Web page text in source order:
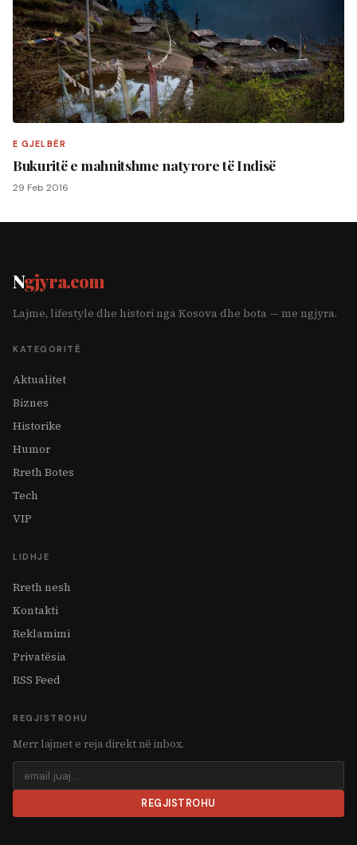
E GJELBËR
Bukuritë e mahnitshme natyrore të Indisë
29 Feb 2016
Ngjyra.com
Lajme, lifestyle dhe histori nga Kosova dhe bota — me ngjyra.
KATEGORITË
Aktualitet
Biznes
Historike
Humor
Rreth Botes
Tech
VIP
LIDHJE
Rreth nesh
Kontakti
Reklamimi
Privatësia
RSS Feed
REGJISTROHU
Merr lajmet e reja direkt në inbox.
REGJISTROHU